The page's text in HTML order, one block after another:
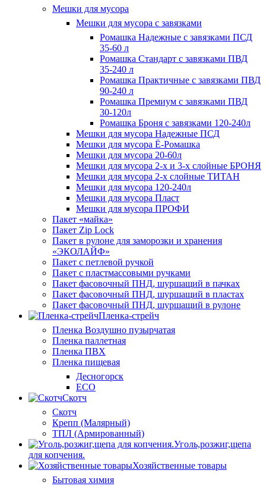
Мешки для мусора
Мешки для мусора с завязками
Ромашка Надежные с завязками ПСД
35-60 л
Ромашка Стандарт с завязками ПВД
35-240 л
Ромашка Практичные с завязками ПВД
90-240 л
Ромашка Премиум с завязками ПВД
30-120л
Ромашка Броня с завязками 120-240л
Мешки для мусора Надежные ПСД
Мешки для мусора Ё-Ромашка
Мешки для мусора 20-60л
Мешки для мусора 2-х и 3-х слойные БРОНЯ
Мешки для мусора 2-х слойные ТИТАН
Мешки для мусора 120-240л
Мешки для мусора Пласт
Мешки для мусора ПРОФИ
Пакет «майка»
Пакет Zip Lock
Пакет в рулоне для заморозки и хранения
«ЭКОЛАЙФ»
Пакет с петлевой ручкой
Пакет с пластмассовыми ручками
Пакет фасовочный ПНД, шуршащий в пачках
Пакет фасовочный ПНД, шуршащий в пластах
Пакет фасовочный ПНД, шуршащий в рулоне
Пленка-стрейч
Пленка Воздушно пузырчатая
Пленка паллетная
Пленка ПВХ
Пленка пищевая
Десногорск
ECO
Скотч
Скотч
Крепп (Малярный)
ТПЛ (Армированный)
Уголь,розжиг,щепа
для копчения.
Хозяйственные товары
Бытовая химия